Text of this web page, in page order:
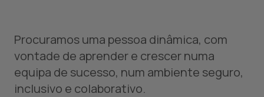
Procuramos uma pessoa dinâmica, com
vontade de aprender e crescer numa
equipa de sucesso, num ambiente seguro,
inclusivo e colaborativo.